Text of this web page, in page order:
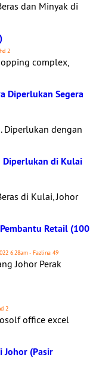
dan Minyak di
2
complex,
Diperlukan Segera
Diperlukan dengan
Diperlukan di Kulai
di Kulai, Johor
Retail (100
6:28am - Fazlina 49
Johor Perak
2
office excel
Johor (Pasir